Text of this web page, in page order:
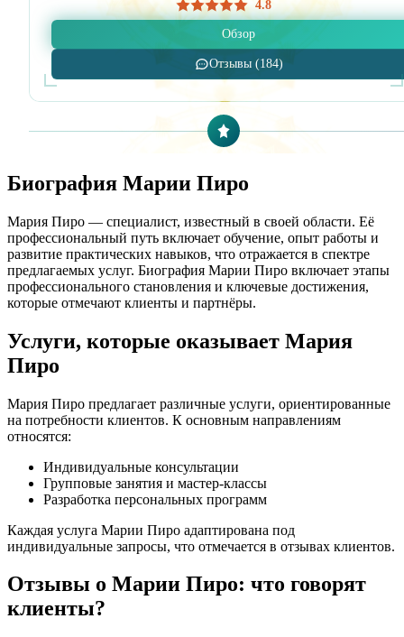
4.8
Обзор
Отзывы (184)
Биография Марии Пиро
Мария Пиро — специалист, известный в своей области. Её
профессиональный путь включает обучение, опыт работы и
развитие практических навыков, что отражается в спектре
предлагаемых услуг. Биография Марии Пиро включает этапы
профессионального становления и ключевые достижения,
которые отмечают клиенты и партнёры.
Услуги, которые оказывает Мария
Пиро
Мария Пиро предлагает различные услуги, ориентированные
на потребности клиентов. К основным направлениям
относятся:
Индивидуальные консультации
Групповые занятия и мастер-классы
Разработка персональных программ
Каждая услуга Марии Пиро адаптирована под
индивидуальные запросы, что отмечается в отзывах клиентов.
Отзывы о Марии Пиро: что говорят
клиенты?